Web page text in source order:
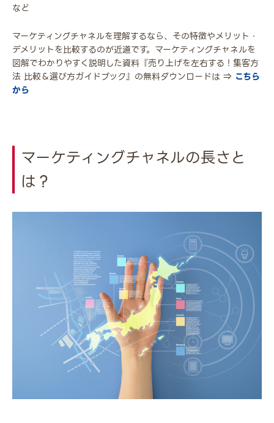
など
マーケティングチャネルを理解するなら、その特徴やメリット・
デメリットを比較するのが近道です。マーケティングチャネルを
図解でわかりやすく説明した資料『売り上げを左右する！集客方
法 比較＆選び方ガイドブック』の無料ダウンロードは ⇒ こちら
から
マーケティングチャネルの長さと
は？